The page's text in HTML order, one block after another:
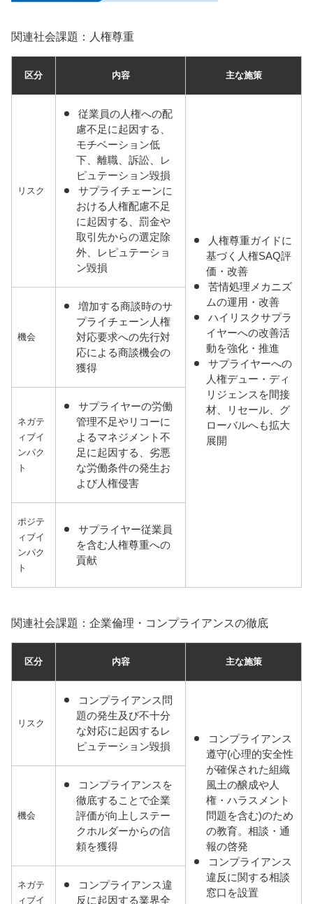
関連社会課題：人権尊重
区分 内容 主な施策
リスク
従業員の人権への配
慮不足に起因する、
モチベーション低
下、離職、訴訟、レ
ピュテーション毀損
サプライチェーンに
おける人権配慮不足
に起因する、罰金や
取引先からの選定除
外、レピュテーショ
ン毀損
人権尊重ガイドに
基づく人権SAQ評
価・改善
苦情処理メカニズ
ムの運用・改善
ハイリスクサプラ
イヤーへの改善活
動を強化・推進
サプライヤーへの
人権デュー・ディ
リジェンスを間接
材、リセール、グ
ローバルへも拡大
展開
機会
増加する商談時のサ
プライチェーン人権
対応要求への先行対
応による商談機会の
獲得
ネガテ
ィブイ
ンパク
ト
サプライヤーの労働
管理不足やリコーに
よるマネジメント不
足に起因する、劣悪
な労働条件の発生お
よび人権侵害
ポジテ
ィブイ
ンパク
ト
サプライヤー従業員
を含む人権尊重への
貢献
関連社会課題：企業倫理・コンプライアンスの徹底
区分 内容 主な施策
リスク
コンプライアンス問
題の発生及び不十分
な対応に起因するレ
ピュテーション毀損
コンプライアンス
遵守(心理的安全性
が確保された組織
風土の醸成や人
権・ハラスメント
問題を含む)のため
の教育。相談・通
報の啓発
コンプライアンス
違反に関する相談
窓口を設置
機会
コンプライアンスを
徹底することで企業
評価が向上しステー
クホルダーからの信
頼を獲得
ネガテ
ィブイ
コンプライアンス違
反に起因する業界全